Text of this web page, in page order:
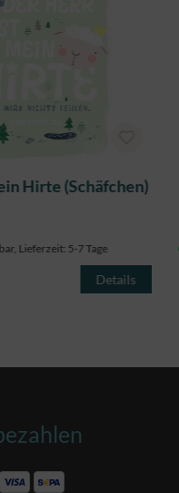
Hirte (Schäfchen)
Lieferzeit: 5-7 Tage
Details